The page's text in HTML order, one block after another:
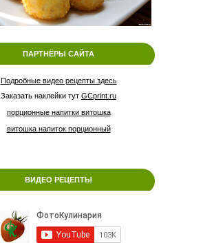
ПАРТНЁРЫ САЙТА
Подробные видео рецепты здесь
Заказать наклейки тут GCprint.ru
порционные напитки витошка
витошка напиток порционный
ВИДЕО РЕЦЕПТЫ